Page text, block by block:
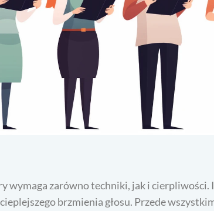
wymaga zarówno techniki, jak i
brzmienia głosu. Przede